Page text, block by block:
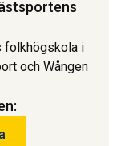
folkhögskola i
och Wången